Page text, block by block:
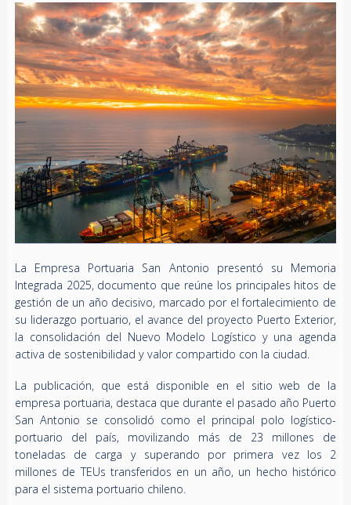
La Empresa Portuaria San Antonio presentó su Memoria
Integrada 2025, documento que reúne los principales hitos de
gestión de un año decisivo, marcado por el fortalecimiento de
su liderazgo portuario, el avance del proyecto Puerto Exterior,
la consolidación del Nuevo Modelo Logístico y una agenda
activa de sostenibilidad y valor compartido con la ciudad.
La publicación, que está disponible en el sitio web de la
empresa portuaria, destaca que durante el pasado año Puerto
San Antonio se consolidó como el principal polo logístico-
portuario del país, movilizando más de 23 millones de
toneladas de carga y superando por primera vez los 2
millones de TEUs transferidos en un año, un hecho histórico
para el sistema portuario chileno.